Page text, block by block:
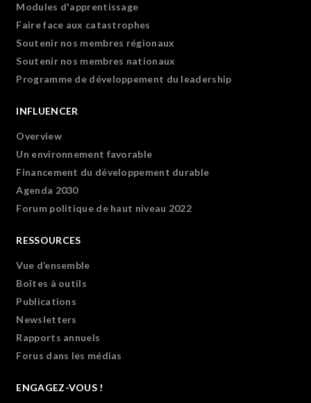
Modules d'apprentissage
Faire face aux catastrophes
Soutenir nos membres régionaux
Soutenir nos membres nationaux
Programme de développement du leadership
INFLUENCER
Overview
Un environnement favorable
Financement du développement durable
Agenda 2030
Forum politique de haut niveau 2022
RESSOURCES
Vue d’ensemble
Boîtes à outils
Publications
Newsletters
Rapports annuels
Forus dans les médias
ENGAGEZ-VOUS !